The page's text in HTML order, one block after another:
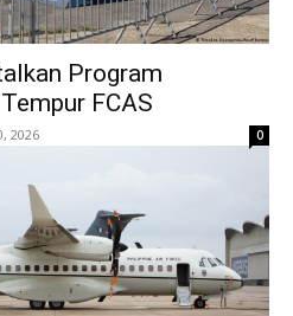
Program
FCAS
2026 0